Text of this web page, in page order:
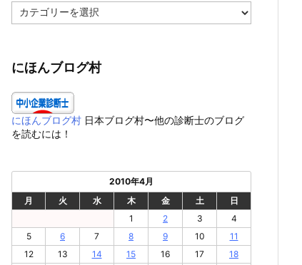
テ
ー
にほんブログ村
にほんブログ村 日本ブログ村〜他の診断士のブログ
を読むには！
2010年4月
月
火 水 木 金 土
日
1
2 3
4
5
6 7 8 9 10
11
12
13 14 15 16 17
18